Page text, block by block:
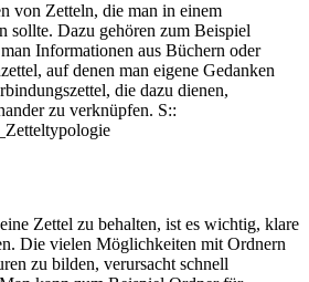
von Zetteln, die man in einem
sollte. Dazu gehören zum Beispiel
Informationen aus Büchern oder
auf denen man eigene Gedanken
die dazu dienen,
zu verknüpfen. S::
Zettel zu behalten, ist es wichtig, klare
Die vielen Möglichkeiten mit Ordnern
zu bilden, verursacht schnell